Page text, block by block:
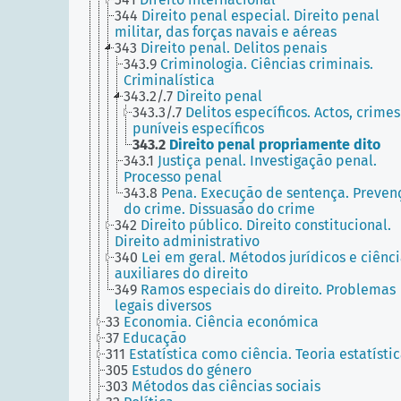
344 Direito penal especial. Direito penal
militar, das forças navais e aéreas
343 Direito penal. Delitos penais
343.9 Criminologia. Ciências criminais.
Criminalística
343.2/.7 Direito penal
343.3/.7 Delitos específicos. Actos, crimes
puníveis específicos
343.2 Direito penal propriamente dito
343.1 Justiça penal. Investigação penal.
Processo penal
343.8 Pena. Execução de sentença.
do crime. Dissuasão do crime
342 Direito público. Direito constitucional.
Direito administrativo
340 Lei em geral. Métodos jurídicos e
auxiliares do direito
349 Ramos especiais do direito. Problemas
legais diversos
33 Economia. Ciência económica
37 Educação
311 Estatística como ciência. Teoria
305 Estudos do género
303 Métodos das ciências sociais